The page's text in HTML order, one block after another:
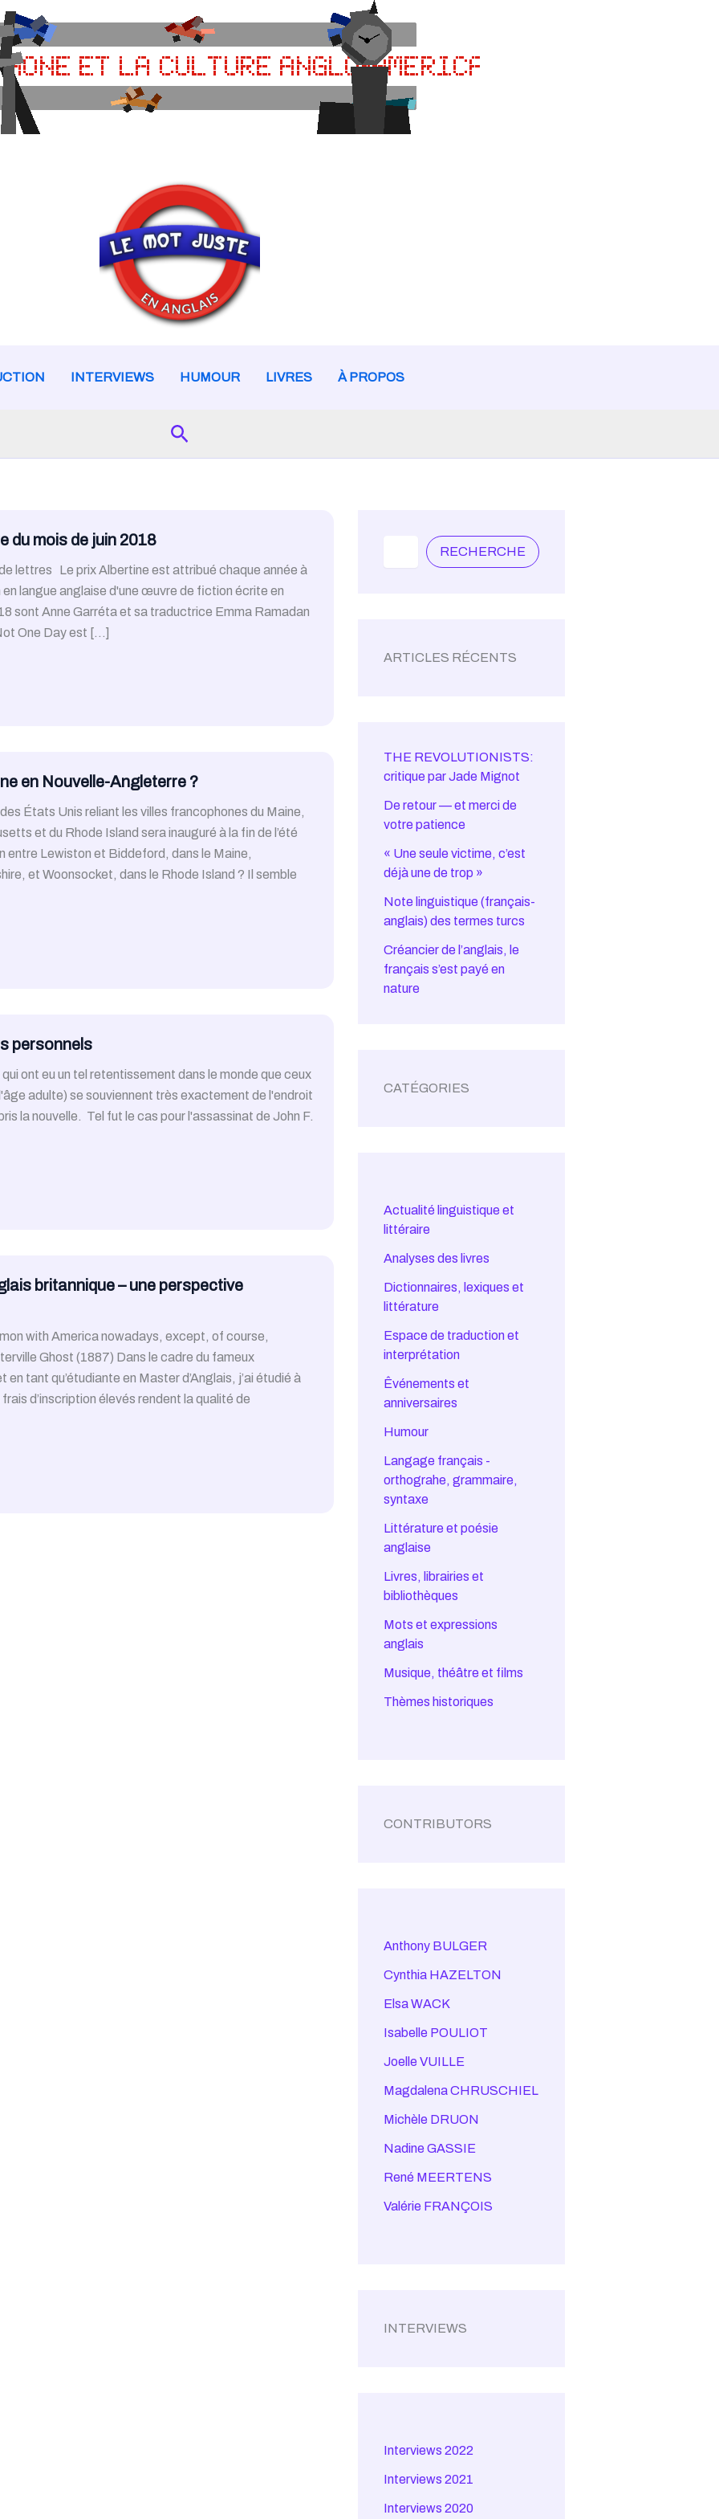
INTERVIEWS HUMOUR LIVRES À PROPOS
Search
du mois de juin 2018
lettres Le prix Albertine est attribué chaque année à
en langue anglaise d'une œuvre de fiction écrite en
sont Anne Garréta et sa traductrice Emma Ramadan
One Day est […]
en Nouvelle-Angleterre ?
États Unis reliant les villes francophones du Maine,
et du Rhode Island sera inauguré à la fin de l’été
Lewiston et Biddeford, dans le Maine,
et Woonsocket, dans le Rhode Island ? Il semble
personnels
ont eu un tel retentissement dans le monde que ceux
adulte) se souviennent très exactement de l'endroit
la nouvelle. Tel fut le cas pour l'assassinat de John F.
britannique – une perspective
with America nowadays, except, of course,
Ghost (1887) Dans le cadre du fameux
tant qu’étudiante en Master d’Anglais, j’ai étudié à
d’inscription élevés rendent la qualité de
RECHERCHE
ARTICLES RÉCENTS
THE REVOLUTIONISTS:
critique par Jade Mignot
De retour — et merci de
votre patience
« Une seule victime, c’est
déjà une de trop »
Note linguistique (français-
anglais) des termes turcs
Créancier de l’anglais, le
français s’est payé en
nature
CATÉGORIES
Actualité linguistique et
littéraire
Analyses des livres
Dictionnaires, lexiques et
littérature
Espace de traduction et
interprétation
Êvénements et
anniversaires
Humour
Langage français -
orthograhe, grammaire,
syntaxe
Littérature et poésie
anglaise
Livres, librairies et
bibliothèques
Mots et expressions
anglais
Musique, théâtre et films
Thèmes historiques
CONTRIBUTORS
Anthony BULGER
Cynthia HAZELTON
Elsa WACK
Isabelle POULIOT
Joelle VUILLE
Magdalena CHRUSCHIEL
Michèle DRUON
Nadine GASSIE
René MEERTENS
Valérie FRANÇOIS
INTERVIEWS
Interviews 2022
Interviews 2021
Interviews 2020